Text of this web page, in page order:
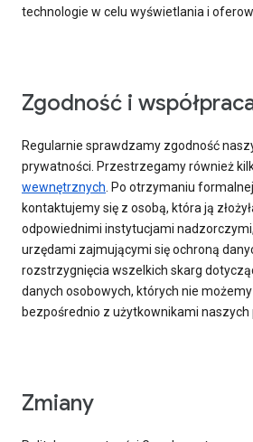
technologie w celu wyświetlania i
Zgodność i
Regularnie sprawdzamy zgodność
prywatności. Przestrzegamy również
wewnętrznych. Po otrzymaniu
kontaktujemy się z osobą, która ją
odpowiednimi instytucjami
urzędami zajmującymi się ochroną
rozstrzygnięcia wszelkich skarg
danych osobowych, których nie
bezpośrednio z użytkownikami naszych
Zmiany